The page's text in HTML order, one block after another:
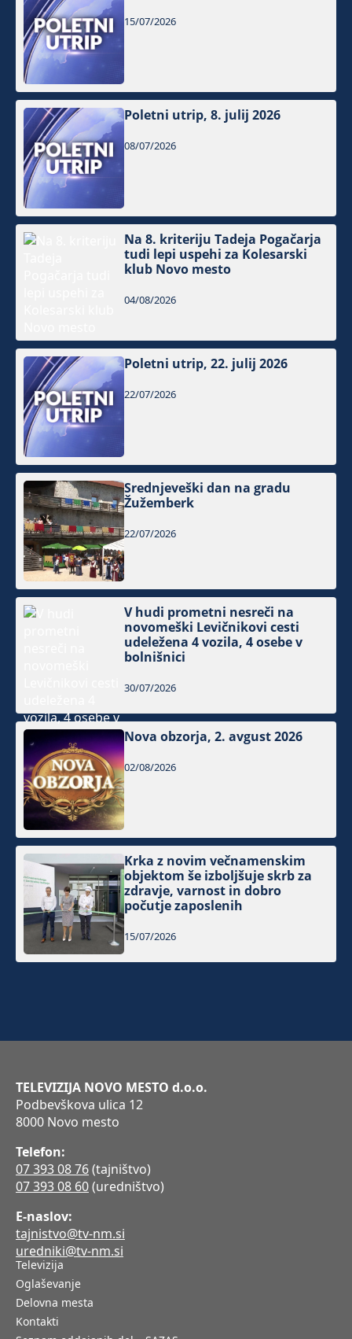
15/07/2026
Poletni utrip, 8. julij 2026
08/07/2026
Na 8. kriteriju Tadeja Pogačarja
tudi lepi uspehi za Kolesarski
klub Novo mesto
04/08/2026
Poletni utrip, 22. julij 2026
22/07/2026
Srednjeveški dan na gradu
Žužemberk
22/07/2026
V hudi prometni nesreči na
novomeški Levičnikovi cesti
udeležena 4 vozila, 4 osebe v
bolnišnici
30/07/2026
Nova obzorja, 2. avgust 2026
02/08/2026
Krka z novim večnamenskim
objektom še izboljšuje skrb za
zdravje, varnost in dobro
počutje zaposlenih
15/07/2026
TELEVIZIJA NOVO MESTO d.o.o.
Podbevškova ulica 12
8000 Novo mesto
Telefon:
07 393 08 76(tajništvo)
07 393 08 60(uredništvo)
E-naslov:
tajnistvo@tv-nm.si
uredniki@tv-nm.si
Televizija
Oglaševanje
Delovna mesta
Kontakti